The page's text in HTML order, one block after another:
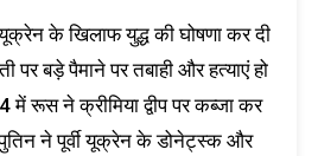
के खिलाफ युद्ध की घोषणा कर दी
बड़े पैमाने पर तबाही और हत्याएं हो
रूस ने क्रीमिया द्वीप पर कब्जा कर
ने पूर्वी यूक्रेन के डोनेट्स्क और